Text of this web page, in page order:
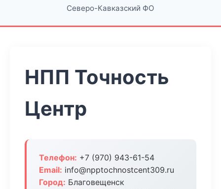
Северо-Кавказский ФО
НПП Точность
Центр
Телефон: +7 (970) 943-61-54
Email: info@npptochnostcent309.ru
Город: Благовещенск